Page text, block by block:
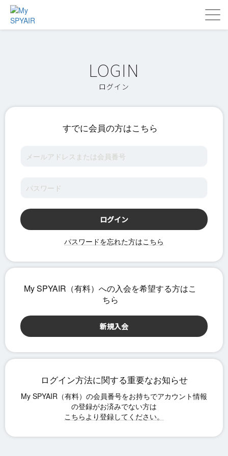
ログイン
すでに会員の方はこちら
パスワードを忘れた方はこちら
ログイン方法に関する重要なお知らせ
こちらより登録してください。